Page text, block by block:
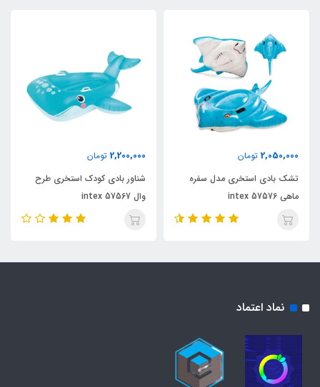
2,050,000 تومان
تشک بادی استخری مدل سفره
ماهی intex 57576
2,200,000 تومان
شناور بادی کودک استخری طرح
وال intex 57567
نماد اعتماد